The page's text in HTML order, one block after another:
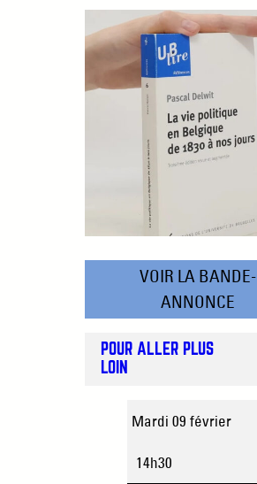
VOIR LA BANDE-
ANNONCE
POUR ALLER PLUS
LOIN
Mardi 09 février
14h30